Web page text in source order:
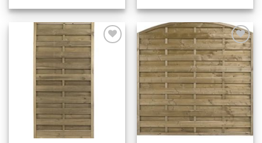
Dodaj
na
listu
želja